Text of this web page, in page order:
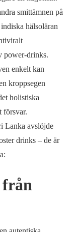
smittämnen på
hälsoläran
power-drinks.
enkelt kan
kroppsegen
holistiska
försvar.
Lanka avslöjde
drinks – de är